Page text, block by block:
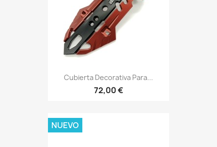
Cubierta Decorativa Para...
72,00 €
NUEVO